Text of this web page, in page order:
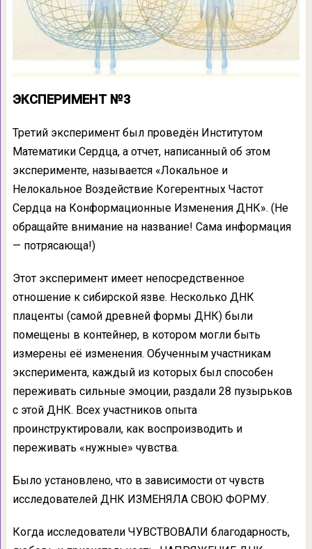
ЭКСПЕРИМЕНТ №3
Третий эксперимент был проведён Институтом
Математики Сердца, а отчет, написанный об этом
эксперименте, называется «Локальное и
Нелокальное Воздействие Когерентных Частот
Сердца на Конформационные Изменения ДНК». (Не
обращайте внимание на название! Сама информация
— потрясающа!)
Этот эксперимент имеет непосредственное
отношение к сибирской язве. Несколько ДНК
плаценты (самой древней формы ДНК) были
помещены в контейнер, в котором могли быть
измерены её изменения. Обученным участникам
эксперимента, каждый из которых был способен
переживать сильные эмоции, раздали 28 пузырьков
с этой ДНК. Всех участников опыта
проинструктировали, как воспроизводить и
переживать «нужные» чувства.
Было установлено, что в зависимости от чувств
исследователей ДНК ИЗМЕНЯЛА СВОЮ ФОРМУ.
Когда исследователи ЧУВСТВОВАЛИ благодарность,